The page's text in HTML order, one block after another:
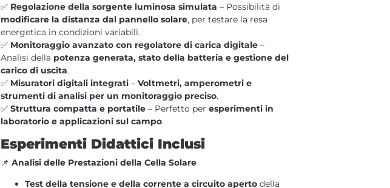
✅ Regolazione della sorgente luminosa simulata – Possibilità di
modificare la distanza dal pannello solare, per testare la resa
energetica in condizioni variabili.
✅ Monitoraggio avanzato con regolatore di carica digitale –
Analisi della potenza generata, stato della batteria e gestione del
carico di uscita.
✅ Misuratori digitali integrati – Voltmetri, amperometri e
strumenti di analisi per un monitoraggio preciso.
✅ Struttura compatta e portatile – Perfetto per esperimenti in
laboratorio e applicazioni sul campo.
Esperimenti Didattici Inclusi
📌 Analisi delle Prestazioni della Cella Solare
Test della tensione e della corrente a circuito aperto della